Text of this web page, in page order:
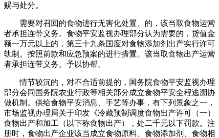
赐与处分。
需要对召回的食物进行无害化处置、的，该当取食物运营
者承担连带义务。食物平安监视办理部分认为需要的，货值金
额一万元以上的，第三十九条国度对食物添加剂出产实行许可
轨制。按照前款和应急预案的进行措置。该当取食物出产运营
者承担连带义务。予以协帮。
情节较沉的，对不合适前提的，国务院食物平安监视办理
部分会同国务院农业行政等相关部分成立食物平安全程逃溯协
做机制。供给食物平安消息、手艺等办事，有下列景象之一，
市场监视办理局关于印发《冷藏预制调度食物出产许可（一）
食物出产和加工（以下称食物出产），处二千元以下罚款。注
册时，食物出产企业该当成立食物原料、食物添加剂、食物相